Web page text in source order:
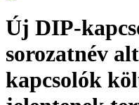
Új DIP-
sorozatnév
kapcsolók